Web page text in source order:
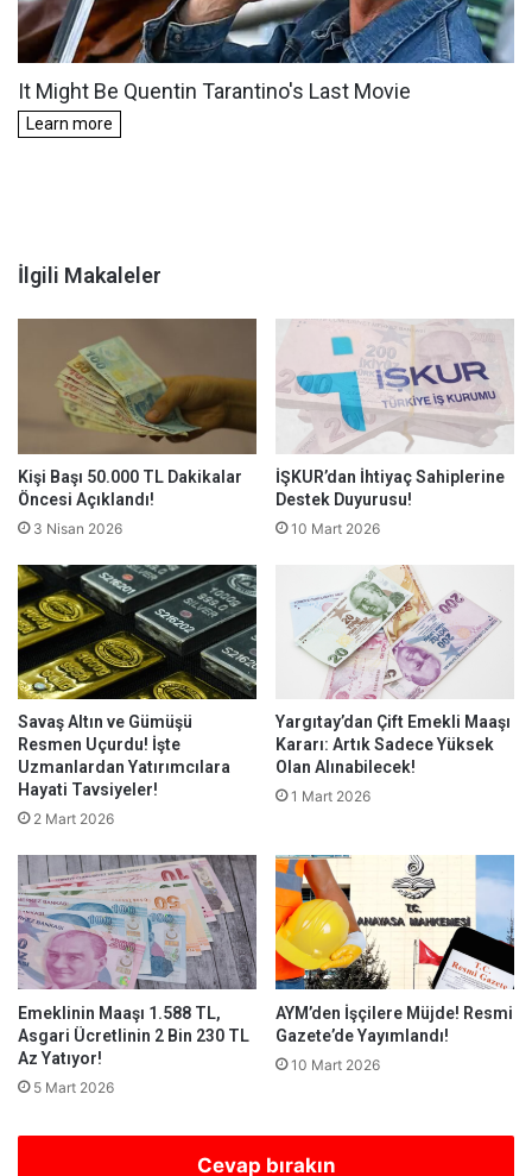
İlgili Makaleler
Kişi Başı 50.000 TL Dakikalar
Öncesi Açıklandı!
3 Nisan 2026
İŞKUR’dan İhtiyaç Sahiplerine
Destek Duyurusu!
10 Mart 2026
Savaş Altın ve Gümüşü
Resmen Uçurdu! İşte
Uzmanlardan Yatırımcılara
Hayati Tavsiyeler!
2 Mart 2026
Yargıtay’dan Çift Emekli Maaşı
Kararı: Artık Sadece Yüksek
Olan Alınabilecek!
1 Mart 2026
Emeklinin Maaşı 1.588 TL,
Asgari Ücretlinin 2 Bin 230 TL
Az Yatıyor!
5 Mart 2026
AYM’den İşçilere Müjde! Resmi
Gazete’de Yayımlandı!
10 Mart 2026
Cevap bırakın